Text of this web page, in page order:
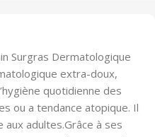
Surgras Dermatologique
extra-doux,
quotidienne des
ou a tendance atopique. Il
aux adultes.Grâce à ses